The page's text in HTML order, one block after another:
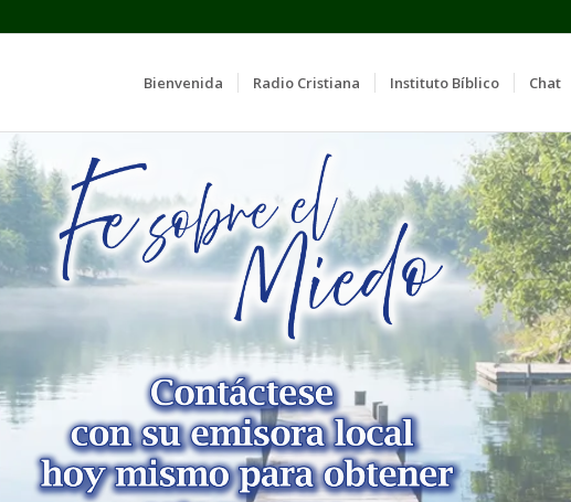
Bienvenida Radio Cristiana Instituto Bíblico Chat